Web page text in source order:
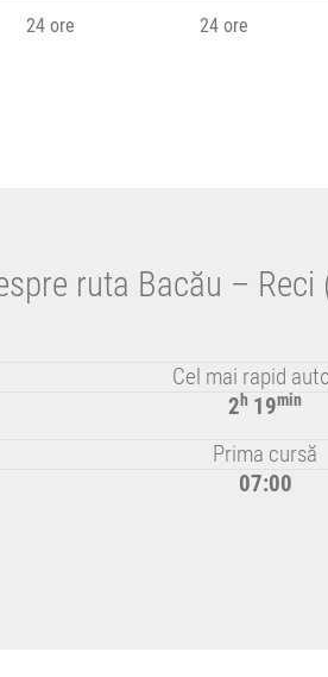
24 ore 24 ore
ruta Bacău –
Cel mai rapid
2h 19min
Prima cursă
07:00